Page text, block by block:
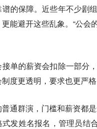
的保障。近些年不少剧
能避开这些乱象。“公
单的薪资会扣除一部分
度更透明，要求也更严
通群演，门槛和薪资都
发姓名报名，管理员结